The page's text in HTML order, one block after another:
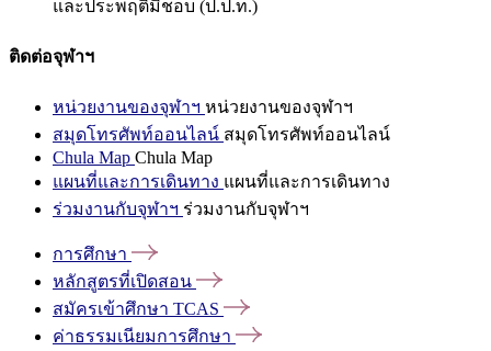
และประพฤติมิชอบ (ป.ป.ท.)
ติดต่อจุฬาฯ
หน่วยงานของจุฬาฯ หน่วยงานของจุฬาฯ
สมุดโทรศัพท์ออนไลน์ สมุดโทรศัพท์ออนไลน์
Chula Map Chula Map
แผนที่และการเดินทาง แผนที่และการเดินทาง
ร่วมงานกับจุฬาฯ ร่วมงานกับจุฬาฯ
การศึกษา
หลักสูตรที่เปิดสอน
สมัครเข้าศึกษา TCAS
ค่าธรรมเนียมการศึกษา